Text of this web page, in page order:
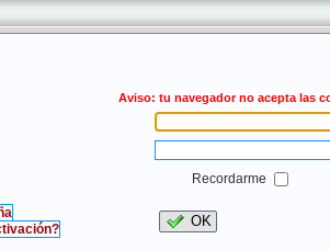
Aviso: tu navegador no acepta las
Recordarme
OK